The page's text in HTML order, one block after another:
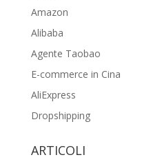
Amazon
Alibaba
Agente Taobao
E-commerce in Cina
AliExpress
Dropshipping
ARTICOLI